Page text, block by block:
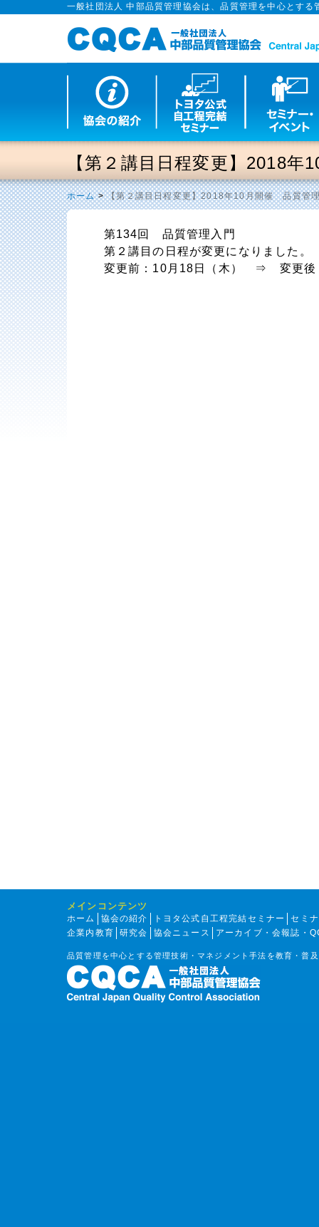
一般社団法人 中部品質管理協会は、品質管理を中心とす
【第２講目日程変更】2018
ホーム>【第２講目日程変更】2018年10月開催 品質管
第134回 品質管理入門
第２講目の日程が変更になりました。
変更前：10月18日（木） ⇒ 変更後
メインコンテンツ
ホーム 協会の紹介 トヨタ公式自工程完結セミナー
セミ
企業内教育
研究会 協会ニュース アーカイブ・会報誌・
品質管理を中心とする管理技術・マネジメント手法を教育・普